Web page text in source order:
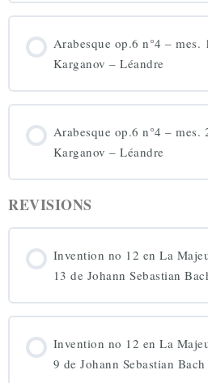
Arabesque op.6 n°4 – mes.
Karganov – Léandre
Arabesque op.6 n°4 – mes.
Karganov – Léandre
REVISIONS
Invention no 12 en La
13 de Johann Sebastian
Invention no 12 en La
9 de Johann Sebastian